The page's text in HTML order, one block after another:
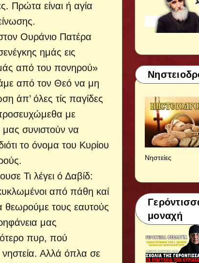
Πρώτα είναι ή αγία
Ουράνιο Πατέρα
ημάς εις
από του πονηρού»
από τον Θεό να μη
άπ’ όλες τίς παγίδες
με
μας συνιστούν να
το όνομα του Κυρίου
Τι λέγει ό Δαβίδ:
από πάθη καί
θεωρούμε τους εαυτούς
μας
πυρ, πού
νηστεία. Αλλά όπλα σε
Νηστείες
μοναχή